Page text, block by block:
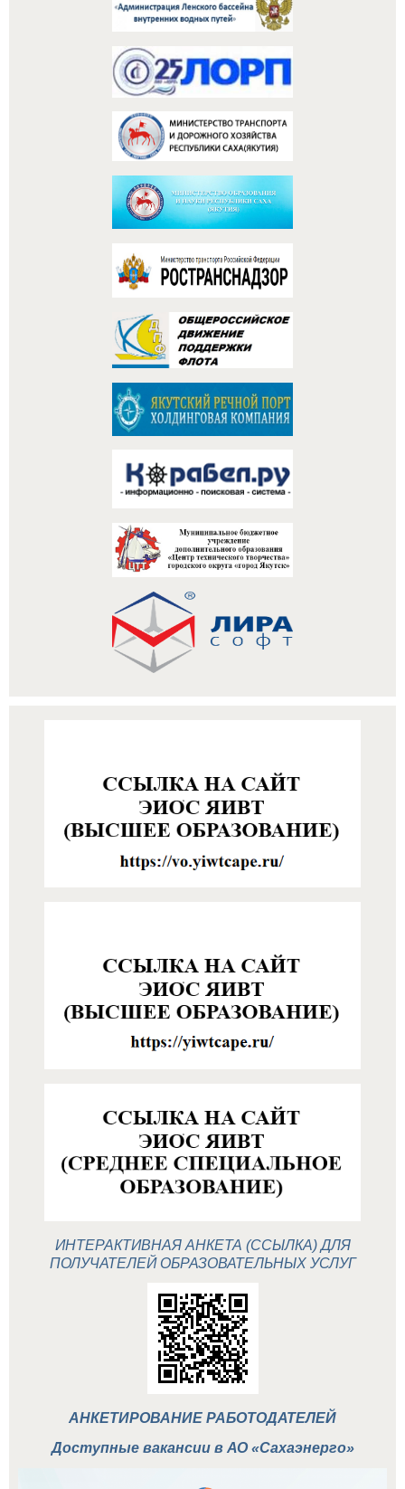
ИНТЕРАКТИВНАЯ АНКЕТА (ССЫЛКА) ДЛЯ
ПОЛУЧАТЕЛЕЙ ОБРАЗОВАТЕЛЬНЫХ УСЛУГ
АНКЕТИРОВАНИЕ РАБОТОДАТЕЛЕЙ
Доступные вакансии в АО «Сахаэнерго»